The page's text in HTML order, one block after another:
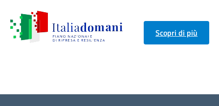
Scopri di più